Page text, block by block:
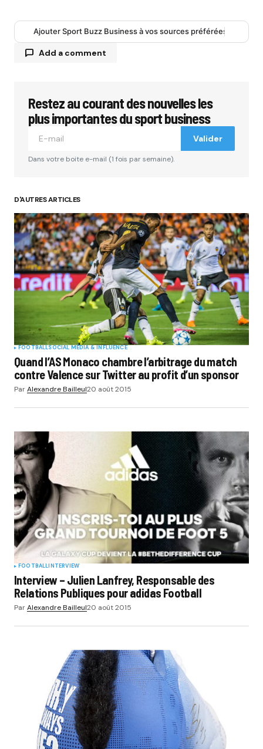
Ajouter Sport Buzz Business à vos sources préférées
Add a comment
Votre adresse e-mail ne sera pas publiée.Les
champs obligatoires sont indiqués avec*
Your Name*
Your E-mail*
Submit Comment
Restez au courant des nouvelles les
plus importantes du sport business
Valider
Dans votre boite e-mail (1 fois par semaine).
D'AUTRES ARTICLES
FOOTBALLSOCIAL MÉDIA & INFLUENCE
Quand l’AS Monaco chambre l’arbitrage du match
contre Valence sur Twitter au profit d’un sponsor
ParAlexandre Bailleul20 août 2015
FOOTBALLINTERVIEW
Interview – Julien Lanfrey, Responsable des
Relations Publiques pour adidas Football
ParAlexandre Bailleul20 août 2015